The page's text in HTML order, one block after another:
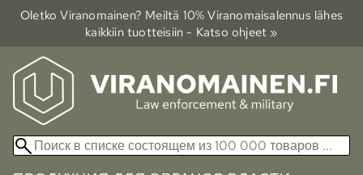
Oletko Viranomainen? Meiltä 10% Viranomais­alennus lähes
kaikkiin tuotteisiin - Katso ohjeet »